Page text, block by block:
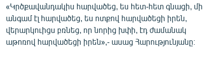
«Կրծքավանդակիս հարվածեց, ես հետ-հետ գնացի, մի
անգամ էլ հարվածեց, ես ոտքով հարվածեցի իրեն,
վերարկուիցս բռնեց, որ նորից խփի, էդ ժամանակ
աթոռով հարվածեցի իրեն»,- ասաց Հարությունյանը։